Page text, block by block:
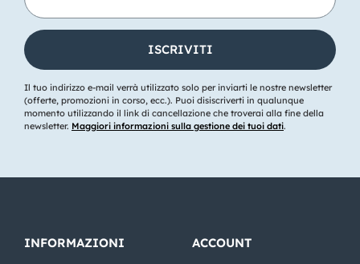
Il tuo indirizzo e-mail verrà utilizzato solo per inviarti le nostre newsletter
(offerte, promozioni in corso, ecc.). Puoi disiscriverti in qualunque
momento utilizzando il link di cancellazione che troverai alla fine della
newsletter. Maggiori informazioni sulla gestione dei tuoi dati.
INFORMAZIONI ACCOUNT